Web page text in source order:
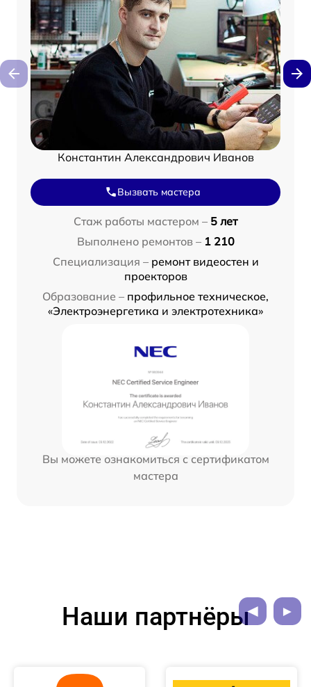
Константин Александрович Иванов
Вызвать мастера
Стаж работы мастером – 5 лет
Выполнено ремонтов – 1 210
Специализация – ремонт видеостен и
проекторов
Образование – профильное техническое,
«Электроэнергетика и электротехника»
Вы можете ознакомиться с сертификатом
мастера
Наши партнёры